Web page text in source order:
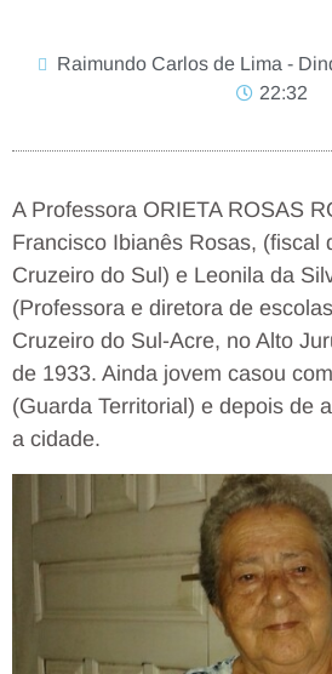
Raimundo Carlos de Lima -
22:32
A Professora ORIETA ROSAS
Francisco Ibianês Rosas, (fiscal
Cruzeiro do Sul) e Leonila da
(Professora e diretora de
Cruzeiro do Sul-Acre, no Alto
de 1933. Ainda jovem casou
(Guarda Territorial) e depois de
a cidade.